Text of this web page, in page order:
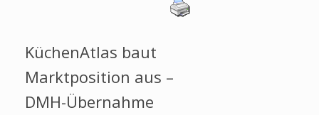
KüchenAtlas baut
Marktposition aus –
DMH-Übernahme